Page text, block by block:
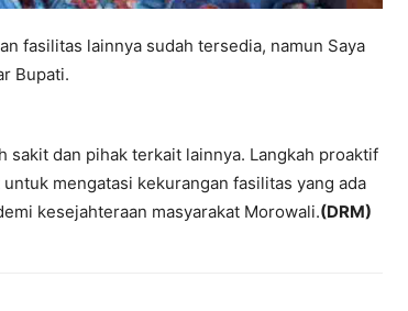
fasilitas lainnya sudah tersedia, namun Saya
Bupati.
dan pihak terkait lainnya. Langkah proaktif
mengatasi kekurangan fasilitas yang ada
kesejahteraan masyarakat Morowali.(DRM)